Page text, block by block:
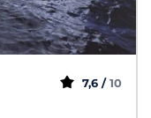
7,6 / 10